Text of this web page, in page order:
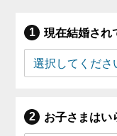
現在結婚され
お子さまはい